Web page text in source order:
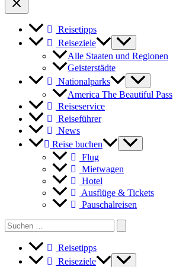
Reisetipps
Reiseziele
Alle Staaten und Regionen
Geisterstädte
Nationalparks
America The Beautiful Pass
Reiseservice
Reiseführer
News
Reise buchen
Flug
Mietwagen
Hotel
Ausflüge & Tickets
Pauschalreisen
Search
for:
Reisetipps
Reiseziele